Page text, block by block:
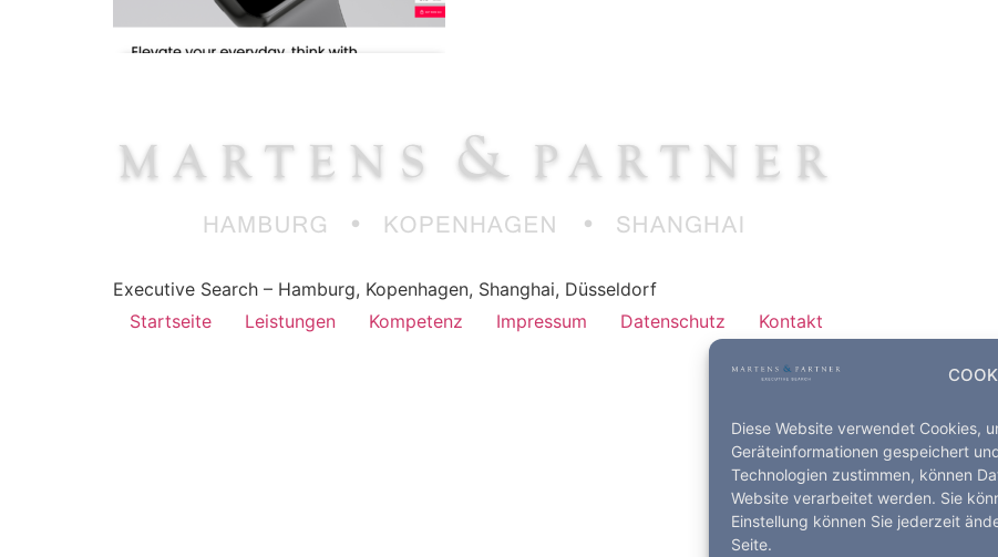
Diese Website verwendet Cookies,
Geräteinformationen gespeichert
Technologien zustimmen, können
Website verarbeitet werden. Sie
Einstellung können Sie jederzeit
Seite.
Executive Search – Hamburg, Kopenhagen, Shanghai, Düsseldorf
Startseite
Leistungen Kompetenz Impressum Datenschutz Kontakt